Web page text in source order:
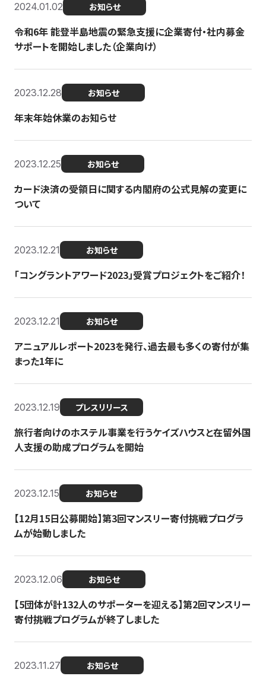
2024.01.02 お知らせ
令和6年 能登半島地震の緊急支援に企業寄付・社内募金
サポートを開始しました（企業向け）
2023.12.28 お知らせ
年末年始休業のお知らせ
2023.12.25 お知らせ
カード決済の受領日に関する内閣府の公式見解の変更に
ついて
2023.12.21 お知らせ
「コングラントアワード2023」受賞プロジェクトをご紹介！
2023.12.21 お知らせ
アニュアルレポート2023を発行、過去最も多くの寄付が集
まった1年に
2023.12.19 プレスリリース
旅行者向けのホステル事業を行うケイズハウスと在留外国
人支援の助成プログラムを開始
2023.12.15 お知らせ
【12月15日公募開始】第3回マンスリー寄付挑戦プログラ
ムが始動しました
2023.12.06 お知らせ
【5団体が計132人のサポーターを迎える】第2回マンスリー
寄付挑戦プログラムが終了しました
2023.11.27 お知らせ